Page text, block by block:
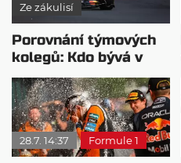
Ze zákulisí
Porovnání týmových
kolegů: Kdo bývá v
sobotu nejrychlejší?
28.7. 14:37 Formule 1